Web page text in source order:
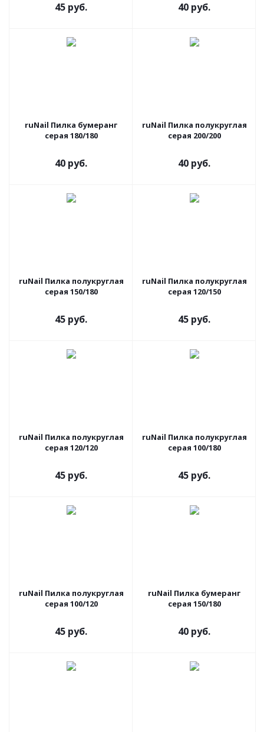
45 руб. 40 руб.
ruNail Пилка бумеранг
серая 180/180
40 руб.
ruNail Пилка полукруглая
серая 200/200
40 руб.
ruNail Пилка полукруглая
серая 150/180
45 руб.
ruNail Пилка полукруглая
серая 120/150
45 руб.
ruNail Пилка полукруглая
серая 120/120
45 руб.
ruNail Пилка полукруглая
серая 100/180
45 руб.
ruNail Пилка полукруглая
серая 100/120
45 руб.
ruNail Пилка бумеранг
серая 150/180
40 руб.